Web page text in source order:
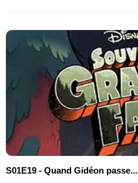
S01E19 - Quand Gidéon passe...